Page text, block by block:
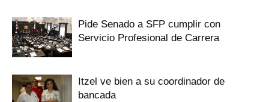
Pide Senado a SFP cumplir con
Servicio Profesional de Carrera
Itzel ve bien a su coordinador de
bancada